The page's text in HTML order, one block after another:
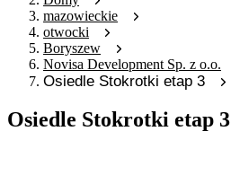
mazowieckie
otwocki
Boryszew
Novisa Development Sp. z o.o.
Osiedle Stokrotki etap 3
Osiedle Stokrotki etap 3